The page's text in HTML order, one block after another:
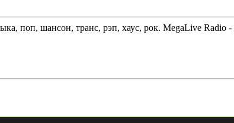
поп, шансон, транс, рэп, хаус, рок. MegaLive Radio